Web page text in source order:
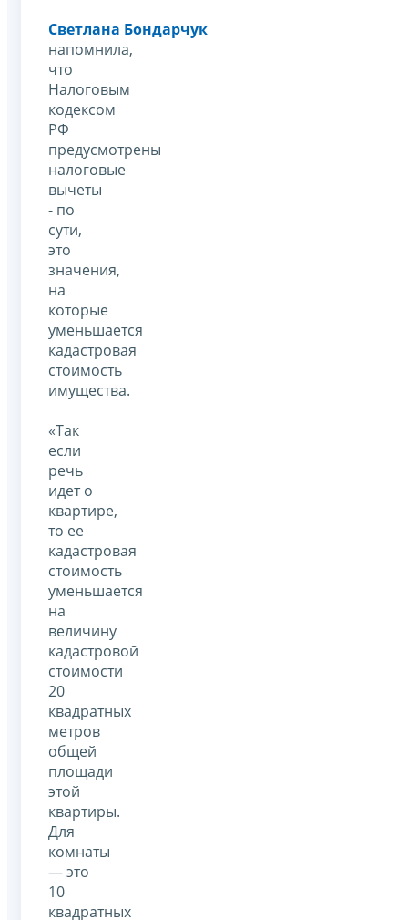
Светлана Бондарчук
напомнила,
что
Налоговым
кодексом
РФ
предусмотрены
налоговые
вычеты
- по
сути,
это
значения,
на
которые
уменьшается
кадастровая
стоимость
имущества.
«Так
если
речь
идет о
квартире,
то ее
кадастровая
стоимость
уменьшается
на
величину
кадастровой
стоимости
20
квадратных
метров
общей
площади
этой
квартиры.
Для
комнаты
— это
10
квадратных